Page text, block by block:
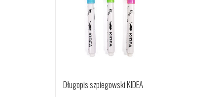
Długopis szpiegowski KIDEA